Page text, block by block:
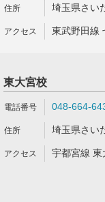
埼玉県さい
東武野田線
東大宮校
048-664-
埼玉県さい
宇都宮線